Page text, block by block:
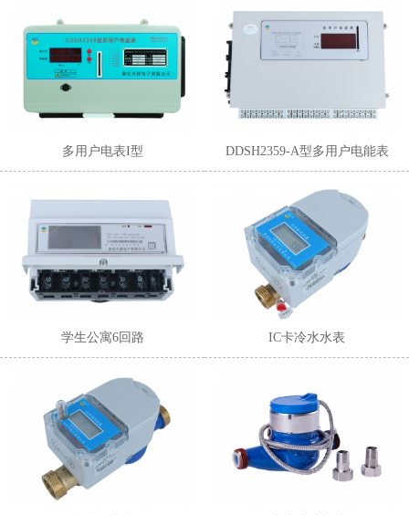
1
多用户电表I型 DDSH2359-A型多用户电能表
学生公寓6回路 IC卡冷水水表